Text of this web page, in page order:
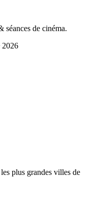
de cinéma.
2026
plus grandes villes de